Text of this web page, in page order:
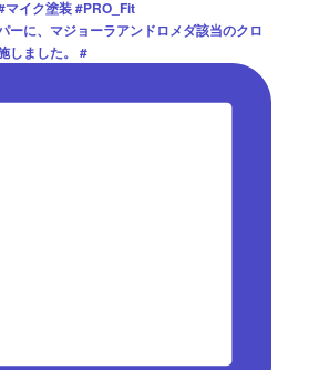
ーに、マジョーラアンドロメダ該当のクロ
しました。 #